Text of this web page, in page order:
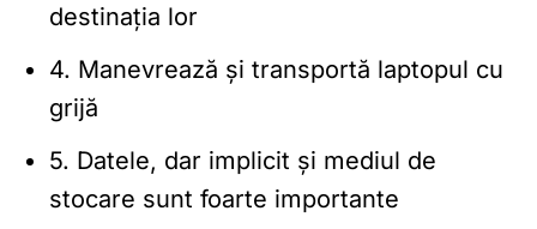
destinația lor
4. Manevrează și transportă laptopul cu
grijă
5. Datele, dar implicit și mediul de
stocare sunt foarte importante